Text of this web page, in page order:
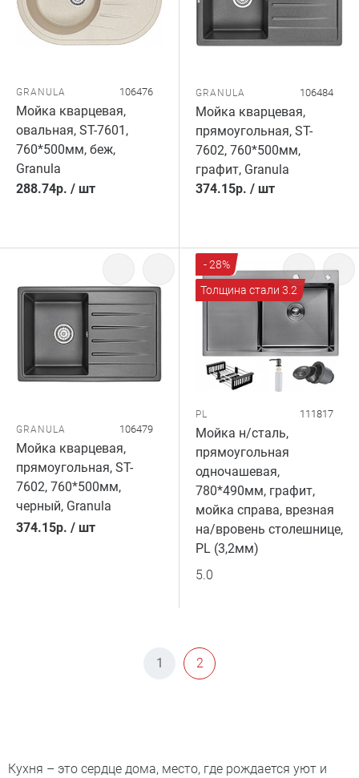
GRANULA 106476
Мойка кварцевая,
овальная, ST-7601,
760*500мм, беж,
Granula
288.74р. / шт
GRANULA 106484
Мойка кварцевая,
прямоугольная, ST-
7602, 760*500мм,
графит, Granula
374.15р. / шт
GRANULA 106479
Мойка кварцевая,
прямоугольная, ST-
7602, 760*500мм,
черный, Granula
374.15р. / шт
- 28%
Толщина стали 3.2
PL 111817
Мойка н/сталь,
прямоугольная
одночашевая,
780*490мм, графит,
мойка справа, врезная
на/вровень столешнице,
PL (3,2мм)
5.0
1 2
Кухня – это сердце дома, место, где рождается уют и